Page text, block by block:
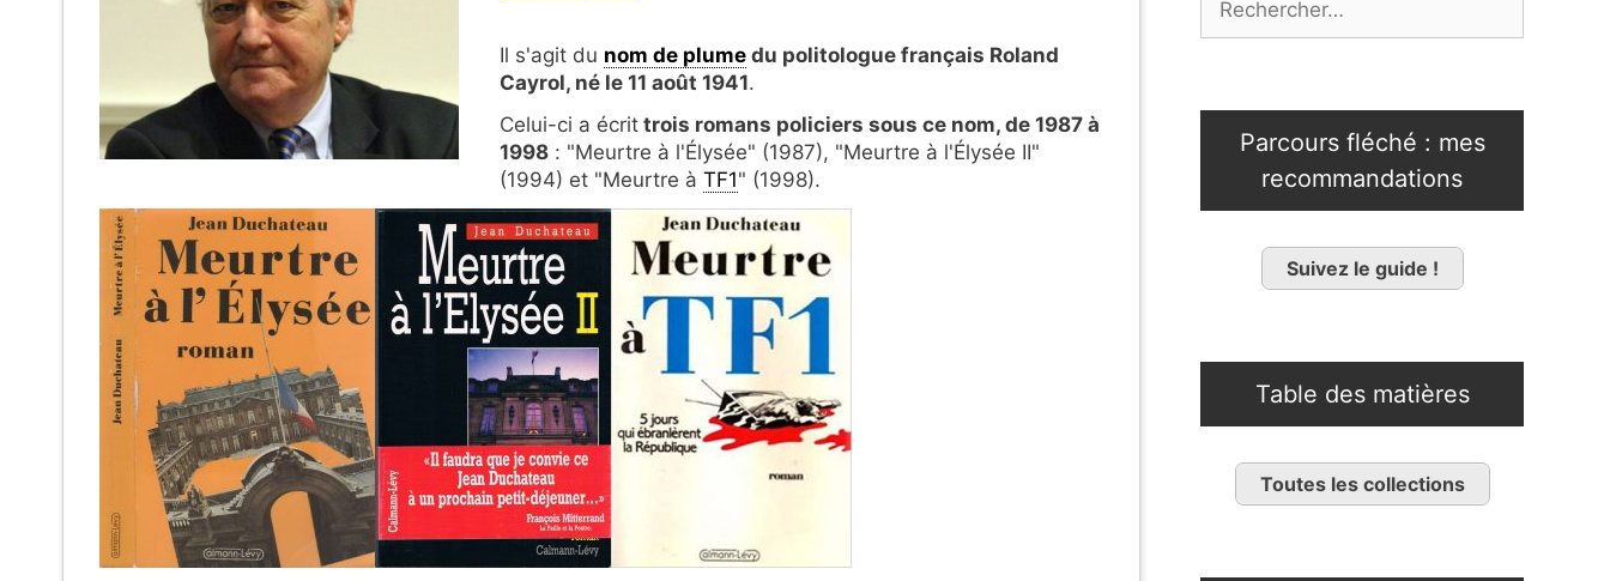
Il s'agit du nom de plume du politologue français Roland
Cayrol, né le 11 août 1941.
Celui-ci a écrit trois romans policiers sous ce nom, de 1987 à
1998 : "Meurtre à l'Élysée" (1987), "Meurtre à l'Élysée II"
(1994) et "Meurtre à TF1" (1998).
Parcours fléché : mes
recommandations
Suivez le guide !
Table des matières
Toutes les collections